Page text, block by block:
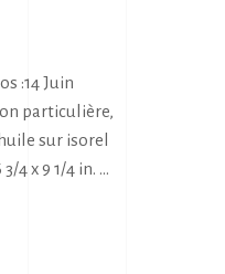
:14 Juin
particulière,
sur isorel
4 x 9 1/4 in.